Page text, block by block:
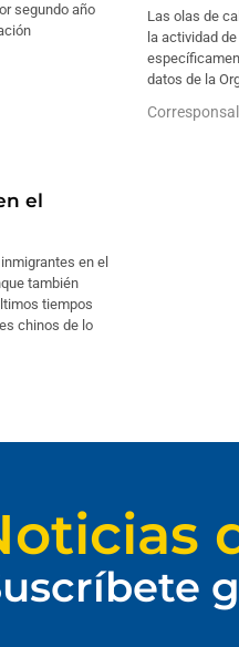
segundo año
Las olas de
la actividad
datos de la
el
en el
también
tiempos
chinos de lo